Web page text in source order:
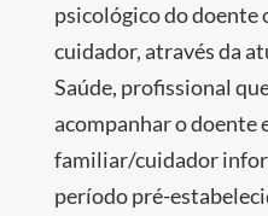
psicológico do doente
cuidador, através da
Saúde, profissional
acompanhar o doente
familiar/cuidador
período pré-